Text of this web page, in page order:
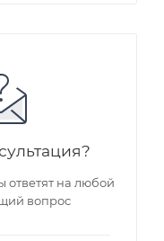
на любой
вопрос